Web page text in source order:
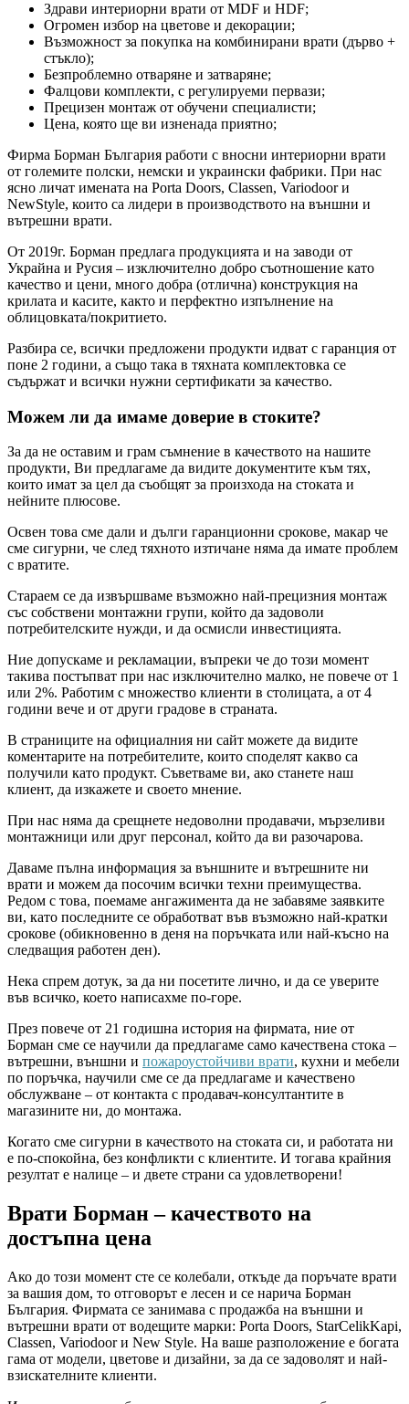
Здрави интериорни врати от MDF и HDF;
Огромен избор на цветове и декорации;
Възможност за покупка на комбинирани врати (дърво +
стъкло);
Безпроблемно отваряне и затваряне;
Фалцови комплекти, с регулируеми первази;
Прецизен монтаж от обучени специалисти;
Цена, която ще ви изненада приятно;
Фирма Борман България работи с вносни интериорни врати
от големите полски, немски и украински фабрики. При нас
ясно личат имената на Porta Doors, Classen, Variodoor и
NewStyle, които са лидери в производството на външни и
вътрешни врати.
От 2019г. Борман предлага продукцията и на заводи от
Украйна и Русия – изключително добро съотношение като
качество и цени, много добра (отлична) конструкция на
крилата и касите, както и перфектно изпълнение на
облицовката/покритието.
Разбира се, всички предложени продукти идват с гаранция от
поне 2 години, а също така в тяхната комплектовка се
съдържат и всички нужни сертификати за качество.
Можем ли да имаме доверие в стоките?
За да не оставим и грам съмнение в качеството на нашите
продукти, Ви предлагаме да видите документите към тях,
които имат за цел да съобщят за произхода на стоката и
нейните плюсове.
Освен това сме дали и дълги гаранционни срокове, макар че
сме сигурни, че след тяхното изтичане няма да имате проблем
с вратите.
Стараем се да извършваме възможно най-прецизния монтаж
със собствени монтажни групи, който да задоволи
потребителските нужди, и да осмисли инвестицията.
Ние допускаме и рекламации, въпреки че до този момент
такива постъпват при нас изключително малко, не повече от 1
или 2%. Работим с множество клиенти в столицата, а от 4
години вече и от други градове в страната.
В страниците на официалния ни сайт можете да видите
коментарите на потребителите, които споделят какво са
получили като продукт. Съветваме ви, ако станете наш
клиент, да изкажете и своето мнение.
При нас няма да срещнете недоволни продавачи, мързеливи
монтажници или друг персонал, който да ви разочарова.
Даваме пълна информация за външните и вътрешните ни
врати и можем да посочим всички техни преимущества.
Редом с това, поемаме ангажимента да не забавяме заявките
ви, като последните се обработват във възможно най-кратки
срокове (обикновенно в деня на поръчката или най-късно на
следващия работен ден).
Нека спрем дотук, за да ни посетите лично, и да се уверите
във всичко, което написахме по-горе.
През повече от 21 годишна история на фирмата, ние от
Борман сме се научили да предлагаме само качествена стока –
вътрешни, външни и пожароустойчиви врати, кухни и мебели
по поръчка, научили сме се да предлагаме и качествено
обслужване – от контакта с продавач-консултантите в
магазините ни, до монтажа.
Когато сме сигурни в качеството на стоката си, и работата ни
е по-спокойна, без конфликти с клиентите. И тогава крайния
резултат е налице – и двете страни са удовлетворени!
Врати Борман – качеството на
достъпна цена
Ако до този момент сте се колебали, откъде да поръчате врати
за вашия дом, то отговорът е лесен и се нарича Борман
България. Фирмата се занимава с продажба на външни и
вътрешни врати от водещите марки: Porta Doors, StarCelikKapi,
Classen, Variodoor и New Style. На ваше разположение е богата
гама от модели, цветове и дизайни, за да се задоволят и най-
взискателните клиенти.